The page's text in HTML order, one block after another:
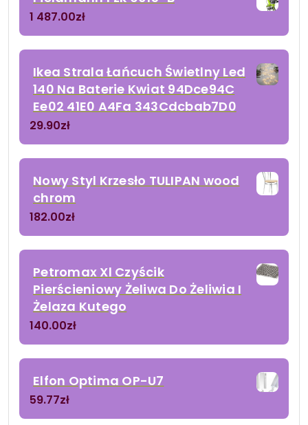
1 487.00zł
Ikea Strala Łańcuch Świetlny Led
140 Na Baterie Kwiat 94Dce94C
Ee02 41E0 A4Fa 343Cdcbab7D0
29.90zł
Nowy Styl Krzesło TULIPAN wood
chrom
182.00zł
Petromax Xl Czyścik
Pierścieniowy Żeliwa Do Żeliwia I
Żelaza Kutego
140.00zł
Elfon Optima OP-U7
59.77zł